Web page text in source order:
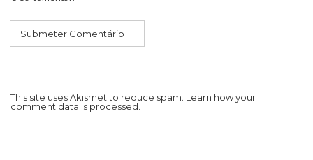
This site uses Akismet to reduce spam. Learn how your
comment data is processed.